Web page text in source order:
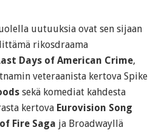
uutuuksia ovat sen sijaan
rikosdraama
Days of American Crime,
veteraanista kertova Spike
sekä komediat kahdesta
kertova Eurovision Song
Fire Saga ja Broadwayllä